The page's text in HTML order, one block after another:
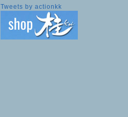
Tweets by actionkk